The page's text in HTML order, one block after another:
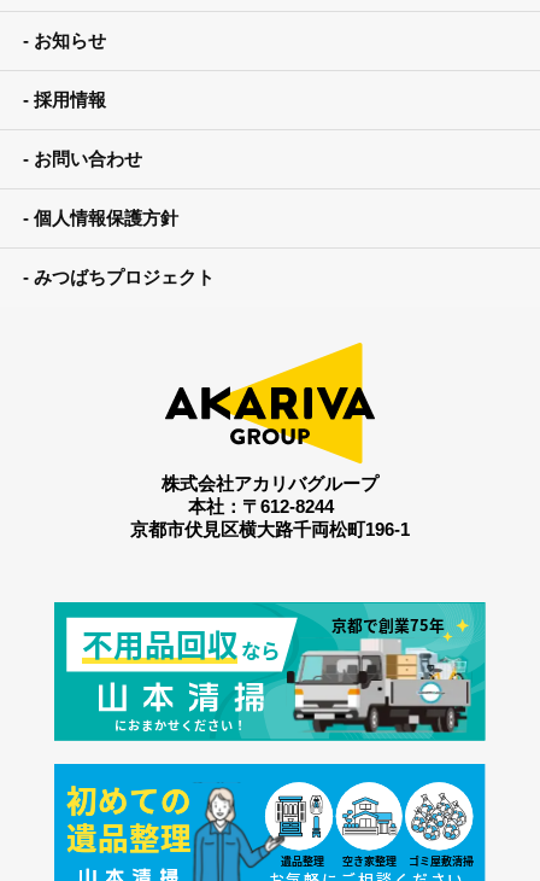
お知らせ
採用情報
お問い合わせ
個人情報保護方針
みつばちプロジェクト
株式会社アカリバグループ
本社：〒612-8244
京都市伏見区横大路千両松町196-1